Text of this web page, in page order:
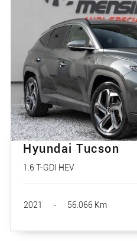
Hyundai Tucson
1.6 T-GDI HEV
2021 - 56.066 Km